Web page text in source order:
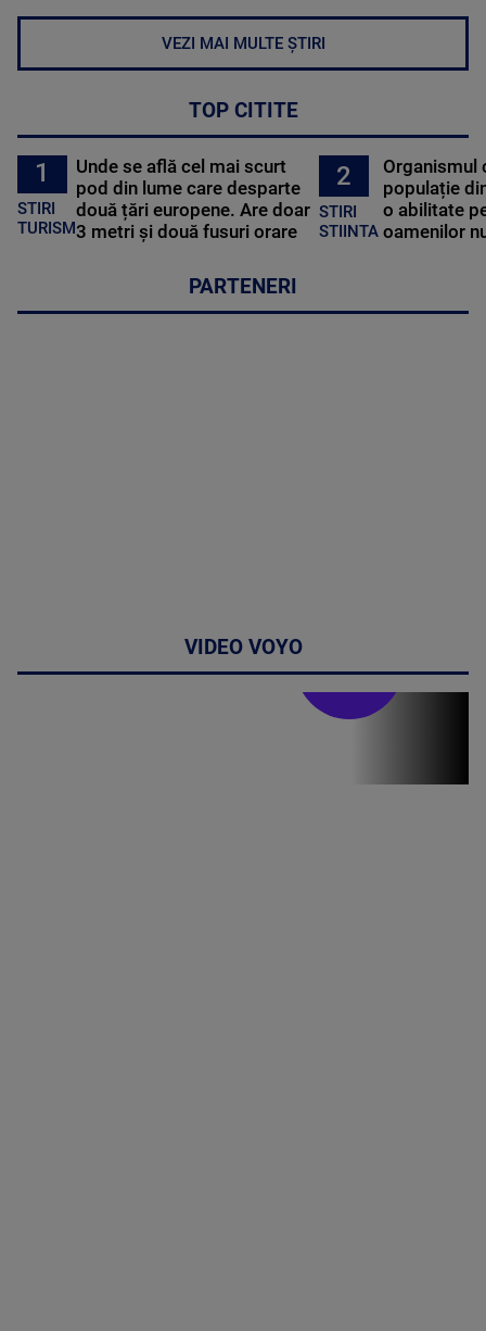
VEZI MAI MULTE ȘTIRI
TOP CITITE
1
STIRI
TURISM
Unde se află cel mai scurt
pod din lume care desparte
două țări europene. Are doar
3 metri și două fusuri orare
2
STIRI
STIINTA
Organismul
populație
o abilitate
oamenilor
PARTENERI
VIDEO VOYO